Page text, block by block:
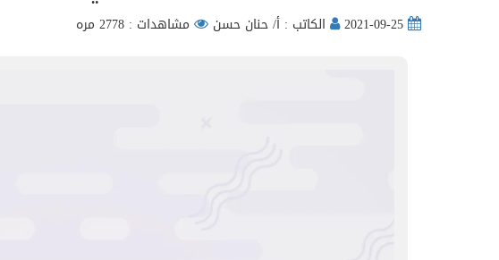
الكاتب : أ/ حنان حسن مشاهدات : 2778 مره